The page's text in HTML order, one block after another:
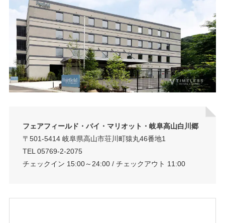
フェアフィールド・バイ・マリオット・岐阜高山白川郷
〒501-5414 岐阜県高山市荘川町猿丸46番地1
TEL 05769-2-2075
チェックイン 15:00～24:00 / チェックアウト 11:00